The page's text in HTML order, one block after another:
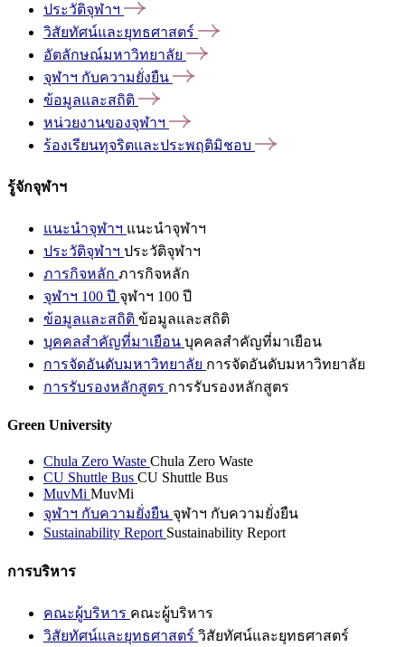
ประวัติจุฬาฯ
วิสัยทัศน์และยุทธศาสตร์
อัตลักษณ์มหาวิทยาลัย
จุฬาฯ กับความยั่งยืน
ข้อมูลและสถิติ
หน่วยงานของจุฬาฯ
ร้องเรียนทุจริตและประพฤติมิชอบ
รู้จักจุฬาฯ
แนะนำจุฬาฯ แนะนำจุฬาฯ
ประวัติจุฬาฯ ประวัติจุฬาฯ
ภารกิจหลัก ภารกิจหลัก
จุฬาฯ 100 ปี จุฬาฯ 100 ปี
ข้อมูลและสถิติ ข้อมูลและสถิติ
บุคคลสำคัญที่มาเยือน บุคคลสำคัญที่มาเยือน
การจัดอันดับมหาวิทยาลัย การจัดอันดับมหาวิทยาลัย
การรับรองหลักสูตร การรับรองหลักสูตร
Green University
Chula Zero Waste Chula Zero Waste
CU Shuttle Bus CU Shuttle Bus
MuvMi MuvMi
จุฬาฯ กับความยั่งยืน จุฬาฯ กับความยั่งยืน
Sustainability Report Sustainability Report
การบริหาร
คณะผู้บริหาร คณะผู้บริหาร
วิสัยทัศน์และยุทธศาสตร์ วิสัยทัศน์และยุทธศาสตร์